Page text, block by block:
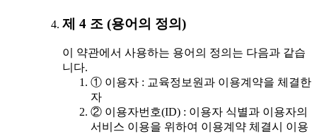
제 4 조 (용어의 정의)
이 약관에서 사용하는 용어의 정의는 다음과 같습
니다.
① 이용자 : 교육정보원과 이용계약을 체결한
자
② 이용자번호(ID) : 이용자 식별과 이용자의
서비스 이용을 위하여 이용계약 체결시 이용